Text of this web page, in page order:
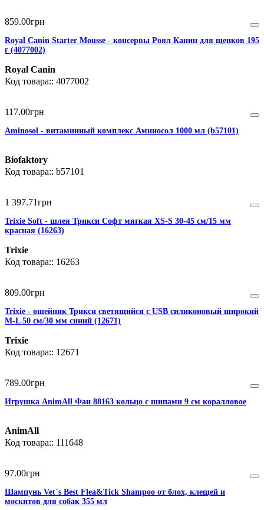
859.00грн
Royal Canin Starter Mousse - консервы Роял Канин для щенков 195
г (4077002)
Royal Canin
4077002
117.00грн
Aminosol - витаминный комплекс Аминосол 1000 мл (b57101)
Biofaktory
b57101
1 397.71грн
Trixie Soft - шлея Трикси Софт мягкая XS-S 30-45 см/15 мм
красная (16263)
Trixie
16263
809.00грн
Trixie - ошейник Трикси светящийся с USB силиконовый широкий
M-L 50 см/30 мм синий (12671)
Trixie
12671
789.00грн
Игрушка AnimAll Фан 88163 кольцо с шипами 9 см коралловое
AnimAll
111648
97.00грн
Шампунь Vet`s Best Flea&Tick Shampoo от блох, клещей и
москитов для собак 355 мл